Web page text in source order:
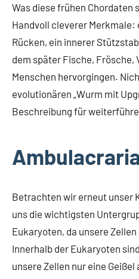
Was diese frühen Chordaten
Handvoll cleverer Merkmale:
Rücken, ein innerer
dem später Fische, Frösche,
Menschen hervorgingen.
evolutionären „Wurm mit
Beschreibung für
Betrachten wir erneut unser
uns die wichtigsten
Eukaryoten, da unsere
Innerhalb der Eukaryoten
unsere Zellen nur eine